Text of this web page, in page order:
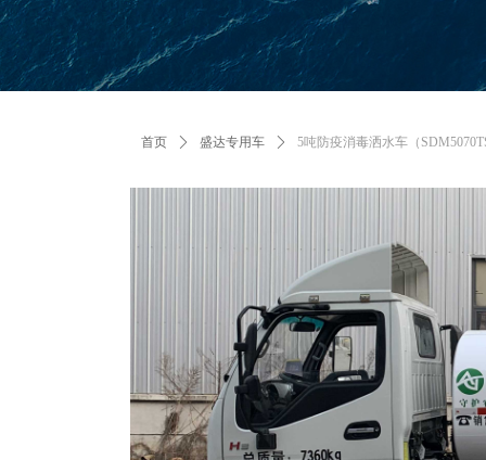
首页 ꄲ 盛达专用车 ꄲ 5吨防疫消毒洒水车（